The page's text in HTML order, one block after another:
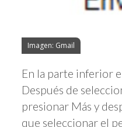
Imagen: Gmail
En la parte inferior
Después de
presionar Más y
que seleccionar el